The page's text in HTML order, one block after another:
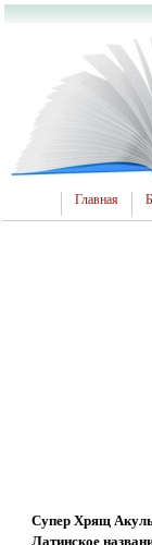
Главная
Супер Хрящ
Латинское